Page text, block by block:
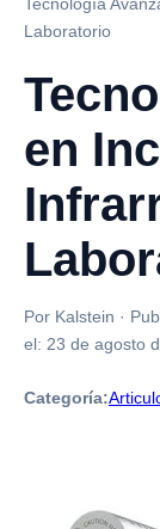
Laboratorio
en
Por Kalstein ·
el: 23 de agosto
Categoría: